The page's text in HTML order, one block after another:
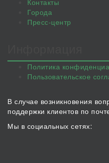
Контакты
Города
Пресс-центр
Политика
Пользовательское
В случае возникновения
поддержки клиентов по
Мы в социальных сетях: